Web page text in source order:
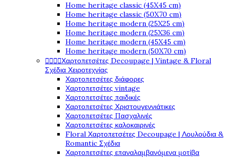
Home heritage classic (45X45 cm)
Home heritage classic (50X70 cm)
Home heritage modern (25X25 cm)
Home heritage modern (25X36 cm)
Home heritage modern (45X45 cm)
Home heritage modern (50X70 cm)
Χαρτοπετσέτες Decoupage | Vintage & Floral
Σχέδια Χειροτεχνίας
Χαρτοπετσέτες διάφορες
Χαρτοπετσέτες vintage
Χαρτοπετσέτες παιδικές
Χαρτοπετσέτες Χριστουγεννιάτικες
Χαρτοπετσέτες Πασχαλινές
Χαρτοπετσέτες καλοκαιρινές
Floral Χαρτοπετσέτες Decoupage | Λουλούδια &
Romantic Σχέδια
Χαρτοπετσέτες επαναλαμβανόμενα μοτίβα